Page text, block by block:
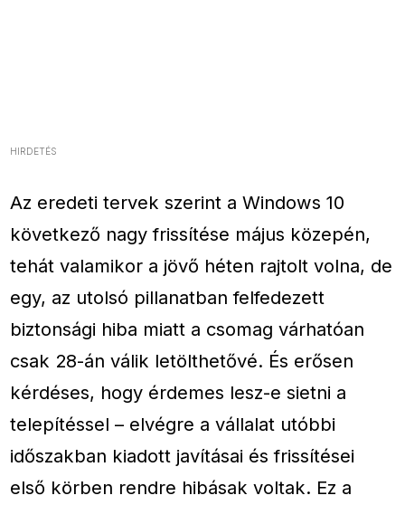
HIRDETÉS
Az eredeti tervek szerint a Windows 10
következő nagy frissítése május közepén,
tehát valamikor a jövő héten rajtolt volna, de
egy, az utolsó pillanatban felfedezett
biztonsági hiba miatt a csomag várhatóan
csak 28-án válik letölthetővé. És erősen
kérdéses, hogy érdemes lesz-e sietni a
telepítéssel – elvégre a vállalat utóbbi
időszakban kiadott javításai és frissítései
első körben rendre hibásak voltak. Ez a